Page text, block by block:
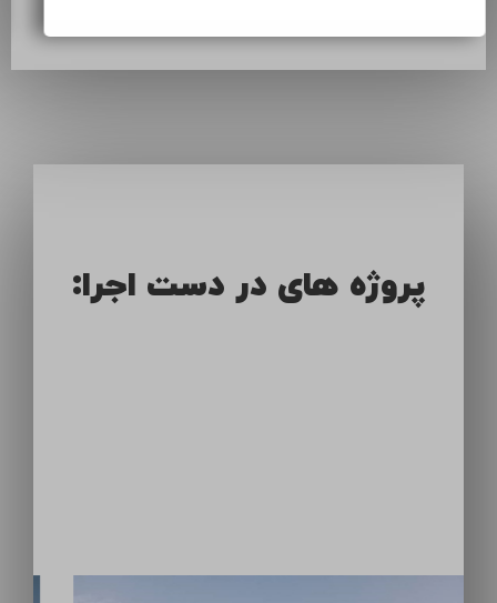
پروژه های در دست اجرا: